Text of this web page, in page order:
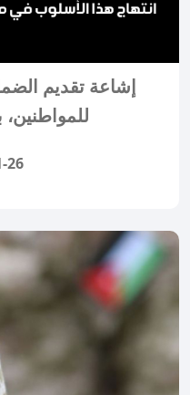
إشاعة تقديم
للمواطنين، بقيمة
26